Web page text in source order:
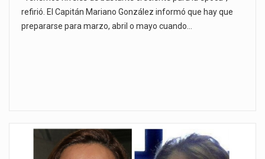
refirió. El Capitán Mariano González informó que hay que
prepararse para marzo, abril o mayo cuando…